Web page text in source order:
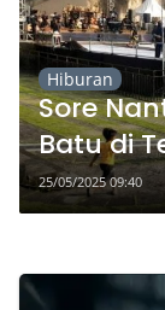
Hiburan
Sore
Batu di
Purba
25/05/2025 09:40